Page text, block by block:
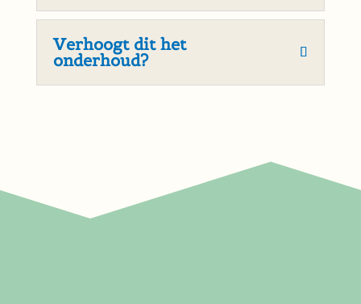
Verhoogt dit het
onderhoud?